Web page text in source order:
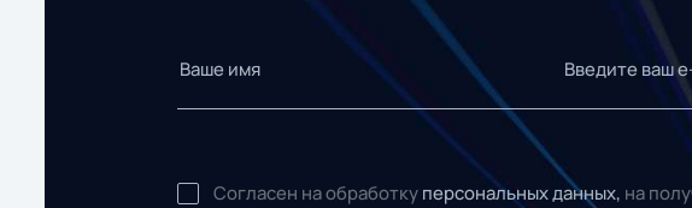
Согласен на обработку персональных данных, на